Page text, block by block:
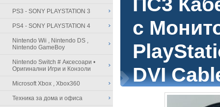
PS3 - SONY PLAYSTATION 3
PS4 - SONY PLAYSTATION 4
Nintendo Wii , Nintendo DS ,
Nintendo GameBoy
Nintendo Switch # Аксесоари •
Оригинални Игри и Конзоли
Microsoft Xbox , Xbox360
Техника за дома и офиса
с
DVI